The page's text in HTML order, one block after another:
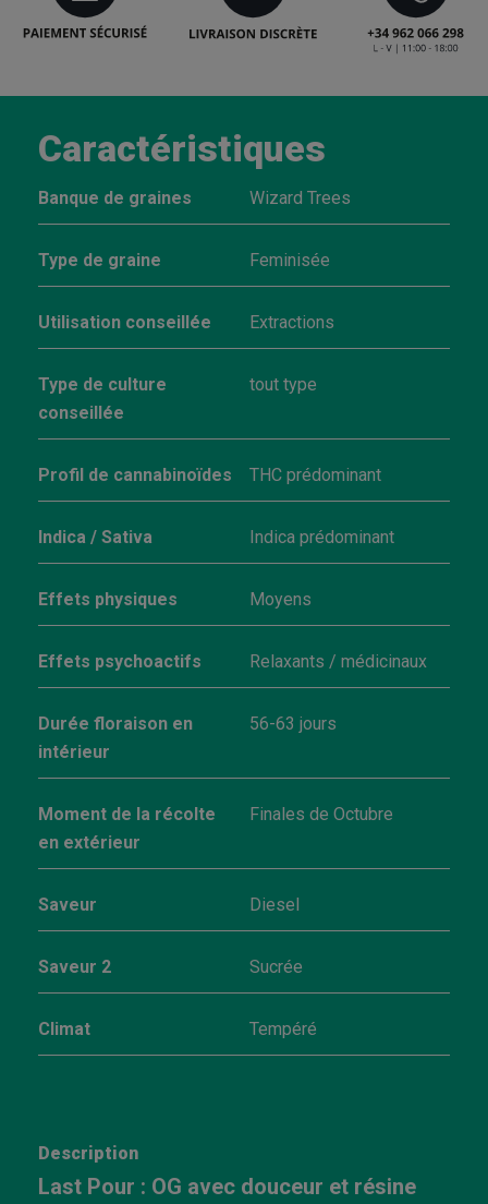
Caractéristiques
Banque de graines Wizard Trees
Type de graine Feminisée
Utilisation conseillée Extractions
Type de culture
conseillée
tout type
Profil de cannabinoïdes THC prédominant
Indica / Sativa Indica prédominant
Effets physiques Moyens
Effets psychoactifs Relaxants / médicinaux
Durée floraison en
intérieur
56-63 jours
Moment de la récolte
en extérieur
Finales de Octubre
Saveur Diesel
Saveur 2 Sucrée
Climat Tempéré
Description
Last Pour : OG avec douceur et résine